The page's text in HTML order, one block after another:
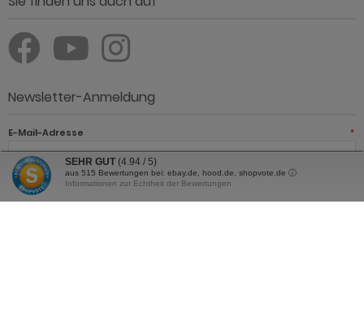
Newsletter-Anmeldung
E-Mail-Adresse *
JETZT ANMELDEN
SEHR GUT (4.94 / 5)
aus 515 Bewertungen bei: ebay.de, hood.de, shopvote.de ⓘ
Informationen zur Echtheit der Bewertungen